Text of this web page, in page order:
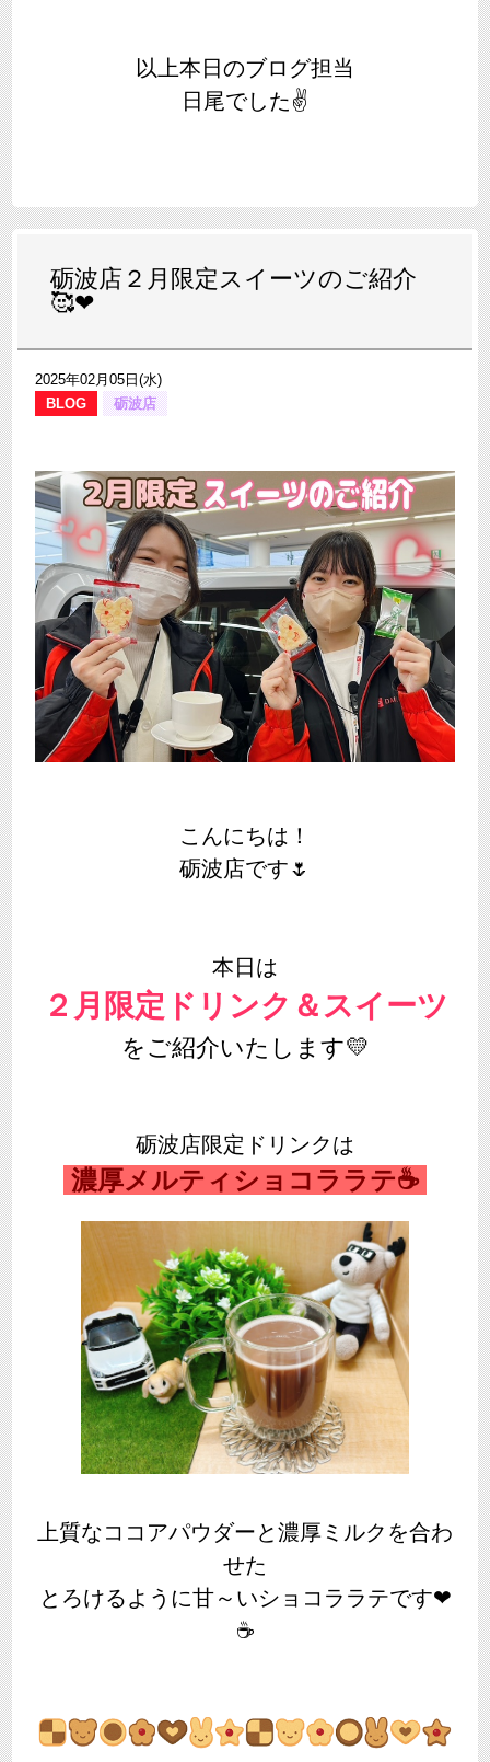
以上本日のブログ担当
日尾でした✌
砺波店２月限定スイーツのご紹介
🥰❤
2025年02月05日(水)
BLOG
砺波店
こんにちは！
砺波店です🌷
本日は
２月限定ドリンク＆スイーツ
をご紹介いたします💛
砺波店限定ドリンクは
濃厚メルティショコララテ☕
上質なココアパウダーと濃厚ミルクを合わ
せた
とろけるように甘～いショコララテです❤
☕